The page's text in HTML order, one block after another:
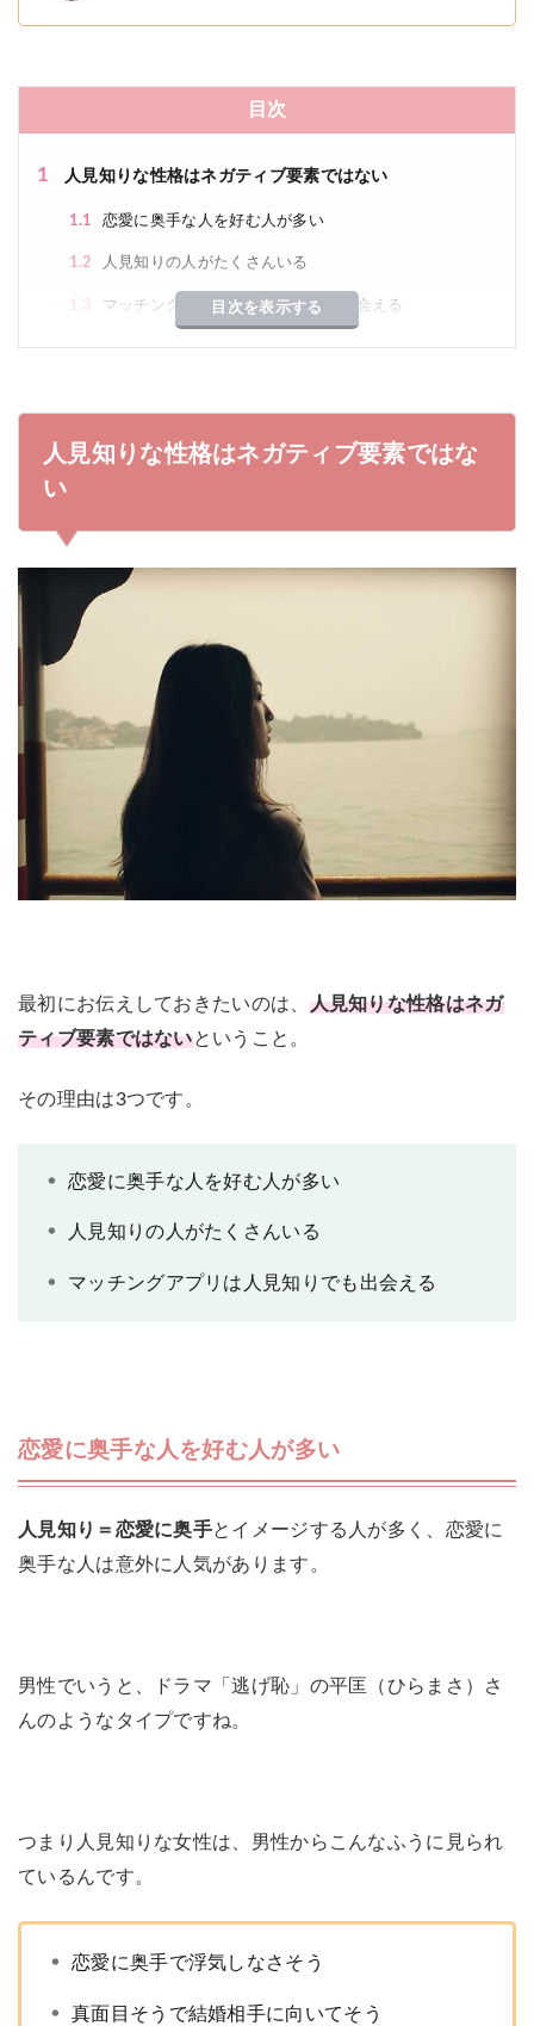
目次
1 人見知りな性格はネガティブ要素ではない
1.1 恋愛に奥手な人を好む人が多い
1.2 人見知りの人がたくさんいる
1.3 マッチングアプリは人見知りでも出会える
2
2.2 「趣味について」を多めに書いておくといい
2.4
人見知りの女性が自己紹介を書く時の注意点
3.1 文字数が少なすぎるのはダメ
人見知りをネガティブに書かない
4
マッチングアプリでは人見知りをオープンに書いてしま
人見知りさんでも出会いやすいマッチングアプリ
目次を表示する
人見知りな性格はネガティブ要素ではな
い
最初にお伝えしておきたいのは、 人見知りな性格はネガ
ティブ要素ではないということ。
その理由は3つです。
恋愛に奥手な人を好む人が多い
人見知りの人がたくさんいる
マッチングアプリは人見知りでも出会える
恋愛に奥手な人を好む人が多い
人見知り＝恋愛に奥手とイメージする人が多く、恋愛に
奥手な人は意外に人気があります。
男性でいうと、ドラマ「逃げ恥」の平匡（ひらまさ）さ
んのようなタイプですね。
つまり人見知りな女性は、男性からこんなふうに見られ
ているんです。
恋愛に奥手で浮気しなさそう
真面目そうで結婚相手に向いてそう